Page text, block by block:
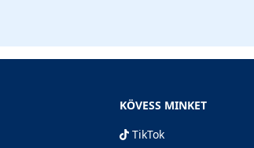
KÖVESS MINKET
TikTok